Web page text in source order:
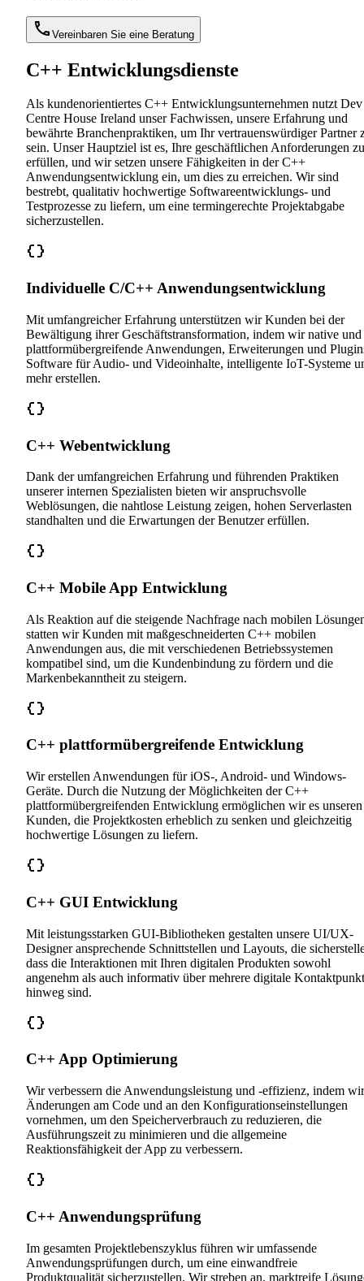
Vereinbaren Sie eine Beratung
C++ Entwicklungsdienste
Als kundenorientiertes C++ Entwicklungsunternehmen nutzt Dev
Centre House Ireland unser Fachwissen, unsere Erfahrung und
bewährte Branchenpraktiken, um Ihr vertrauenswürdiger Partner
sein. Unser Hauptziel ist es, Ihre geschäftlichen Anforderungen zu
erfüllen, und wir setzen unsere Fähigkeiten in der C++
Anwendungsentwicklung ein, um dies zu erreichen. Wir sind
bestrebt, qualitativ hochwertige Softwareentwicklungs- und
Testprozesse zu liefern, um eine termingerechte Projektabgabe
sicherzustellen.
Individuelle C/C++ Anwendungsentwicklung
Mit umfangreicher Erfahrung unterstützen wir Kunden bei der
Bewältigung ihrer Geschäftstransformation, indem wir native und
plattformübergreifende Anwendungen, Erweiterungen und
Software für Audio- und Videoinhalte, intelligente IoT-Systeme
mehr erstellen.
C++ Webentwicklung
Dank der umfangreichen Erfahrung und führenden Praktiken
unserer internen Spezialisten bieten wir anspruchsvolle
Weblösungen, die nahtlose Leistung zeigen, hohen Serverlasten
standhalten und die Erwartungen der Benutzer erfüllen.
C++ Mobile App Entwicklung
Als Reaktion auf die steigende Nachfrage nach mobilen
statten wir Kunden mit maßgeschneiderten C++ mobilen
Anwendungen aus, die mit verschiedenen Betriebssystemen
kompatibel sind, um die Kundenbindung zu fördern und die
Markenbekanntheit zu steigern.
C++ plattformübergreifende Entwicklung
Wir erstellen Anwendungen für iOS-, Android- und Windows-
Geräte. Durch die Nutzung der Möglichkeiten der C++
plattformübergreifenden Entwicklung ermöglichen wir es unseren
Kunden, die Projektkosten erheblich zu senken und gleichzeitig
hochwertige Lösungen zu liefern.
C++ GUI Entwicklung
Mit leistungsstarken GUI-Bibliotheken gestalten unsere UI/UX-
Designer ansprechende Schnittstellen und Layouts, die
dass die Interaktionen mit Ihren digitalen Produkten sowohl
angenehm als auch informativ über mehrere digitale
hinweg sind.
C++ App Optimierung
Wir verbessern die Anwendungsleistung und -effizienz, indem wir
Änderungen am Code und an den Konfigurationseinstellungen
vornehmen, um den Speicherverbrauch zu reduzieren, die
Ausführungszeit zu minimieren und die allgemeine
Reaktionsfähigkeit der App zu verbessern.
C++ Anwendungsprüfung
Im gesamten Projektlebenszyklus führen wir umfassende
Anwendungsprüfungen durch, um eine einwandfreie
Produktqualität sicherzustellen. Wir streben an, marktreife